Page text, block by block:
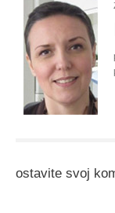
ostavite svoj